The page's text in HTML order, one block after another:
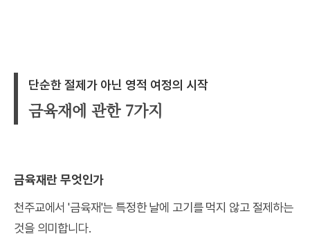
단순한 절제가 아닌 영적 여정의 시작
금육재에 관한 7가지
금육재란 무엇인가
천주교에서 '금육재'는 특정한 날에 고기를 먹지 않고 절제하는
것을 의미합니다.